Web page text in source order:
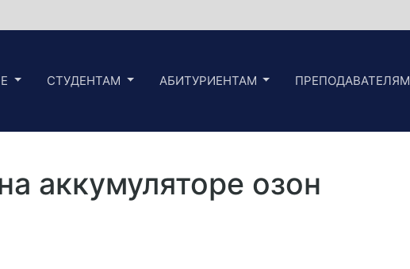
СТУДЕНТАМ АБИТУРИЕНТАМ ПРЕПОДАВАТЕЛЯМ
аккумуляторе озон